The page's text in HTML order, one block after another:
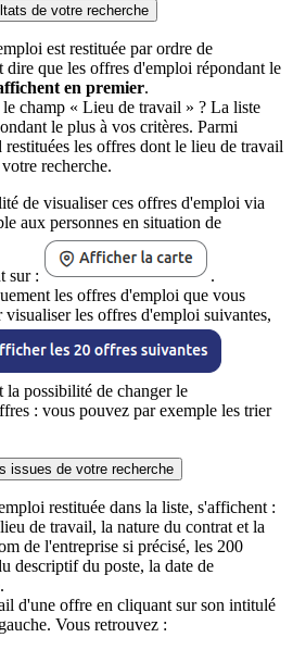
de votre recherche
est restituée par ordre de
dire que les offres d'emploi répondant le
en premier.
le champ « Lieu de travail » ? La liste
le plus à vos critères. Parmi
les offres dont le lieu de travail
recherche.
de visualiser ces offres d'emploi via
aux personnes en situation de
sur :
.
les offres d'emploi que vous
les offres d'emploi suivantes,
la possibilité de changer le
: vous pouvez par exemple les trier
issues de votre recherche
restituée dans la liste, s'affichent :
de travail, la nature du contrat et la
de l'entreprise si précisé, les 200
descriptif du poste, la date de
d'une offre en cliquant sur son intitulé
Vous retrouvez :